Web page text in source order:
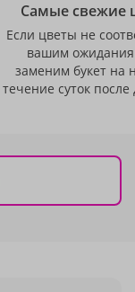
Самые свежие
Если цветы не
вашим
заменим букет на
течение суток после